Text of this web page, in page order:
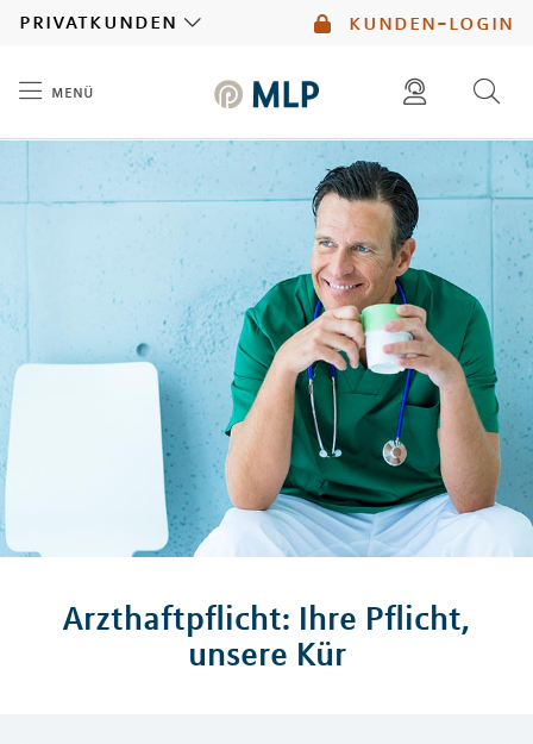
kunden-login
privatkunden
menü
diese website durchsuchen
mlp berater finden
Arzthaftpflicht: Ihre Pflicht,
unsere Kür